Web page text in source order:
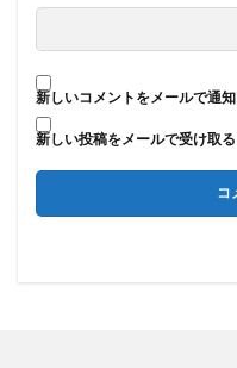
新しいコメントをメールで通知
新しい投稿をメールで受け取る